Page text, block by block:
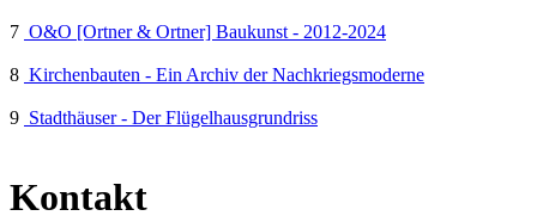
7 O&O [Ortner & Ortner] Baukunst - 2012-2024
8 Kirchenbauten - Ein Archiv der Nachkriegsmoderne
9 Stadthäuser - Der Flügelhausgrundriss
Kontakt